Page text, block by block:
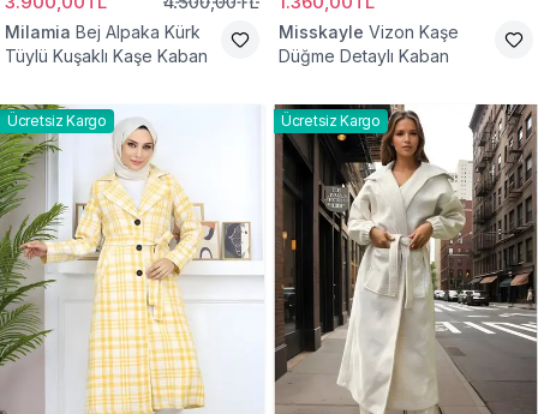
Milamia Bej Alpaka Kürk
Tüylü Kuşaklı Kaşe Kaban
Misskayle Vizon Kaşe
Düğme Detaylı Kaban
Ücretsiz Kargo Ücretsiz Kargo